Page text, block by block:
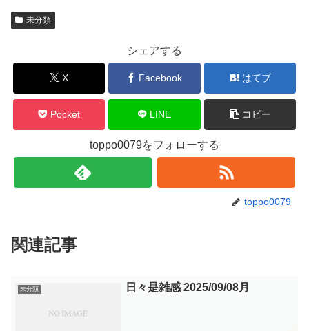
未分類
シェアする
X Facebook はてブ
Pocket LINE コピー
toppo0079をフォローする
toppo0079
関連記事
未分類 日々是雑感 2025/09/08月